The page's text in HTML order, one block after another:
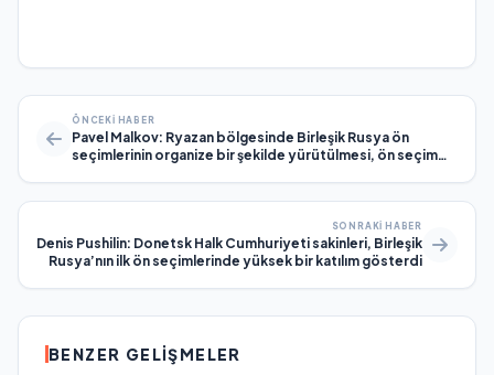
ÖNCEKI HABER
Pavel Malkov: Ryazan bölgesinde Birleşik Rusya ön
seçimlerinin organize bir şekilde yürütülmesi, ön seçim
SONRAKI HABER
Denis Pushilin: Donetsk Halk Cumhuriyeti sakinleri, Birleşik
Rusya’nın ilk ön seçimlerinde yüksek bir katılım gösterdi
BENZER GELIŞMELER